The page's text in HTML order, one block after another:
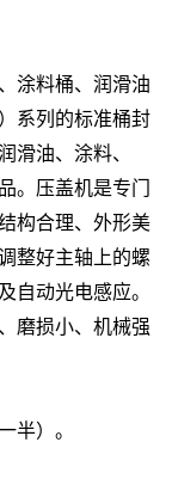
涂料桶、润滑油
系列的标准桶封
滑油、涂料、
。压盖机是专门
构合理、外形美
整好主轴上的螺
自动光电感应。
磨损小、机械强
半）。